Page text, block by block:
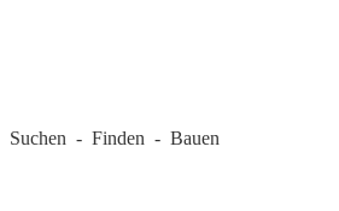
Suchen - Finden - Bauen